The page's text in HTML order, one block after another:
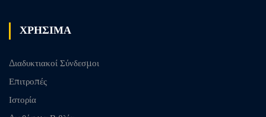
ΧΡΗΣΙΜΑ
Διαδυκτιακοί Σύνδεσμοι
Επιτροπές
Ιστορία